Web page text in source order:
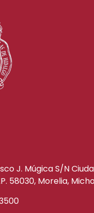
J. Múgica S/N
58030, Morelia,